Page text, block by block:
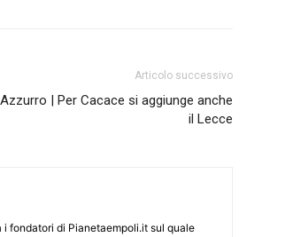
Articolo successivo
| Per Cacace si aggiunge anche
il Lecce
fondatori di Pianetaempoli.it sul quale